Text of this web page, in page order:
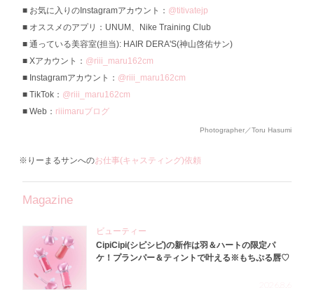
お気に入りのInstagramアカウント： @titivatejp
オススメのアプリ：UNUM、Nike Training Club
通っている美容室(担当): HAIR DERA'S(神山啓佑サン)
Xアカウント： @riii_maru162cm
Instagramアカウント： @riii_maru162cm
TikTok： @riii_maru162cm
Web： riiimaruブログ
Photographer／Toru Hasumi
※りーまるサンへのお仕事(キャスティング)依頼
Magazine
ビューティー
CipiCipi(シピシピ)の新作は羽＆ハートの限定パ
ケ！プランパー＆ティントで叶える※もちぷる唇♡